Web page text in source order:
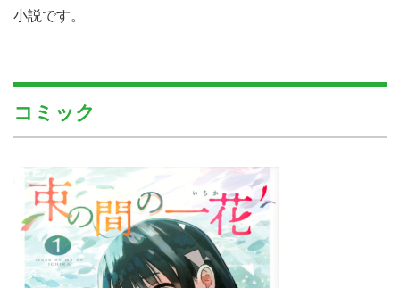
小説です。
コミック